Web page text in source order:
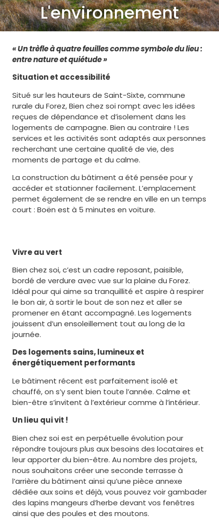
L'environnement
« Un trèfle à quatre feuilles comme symbole du lieu :
entre nature et quiétude »
Situation et accessibilité
Situé sur les hauteurs de Saint-Sixte, commune
rurale du Forez, Bien chez soi rompt avec les idées
reçues de dépendance et d’isolement dans les
logements de campagne. Bien au contraire ! Les
services et les activités sont adaptés aux personnes
recherchant une certaine qualité de vie, des
moments de partage et du calme.
La construction du bâtiment a été pensée pour y
accéder et stationner facilement. L’emplacement
permet également de se rendre en ville en un temps
court : Boën est à 5 minutes en voiture.
Vivre au vert
Bien chez soi, c’est un cadre reposant, paisible,
bordé de verdure avec vue sur la plaine du Forez.
Idéal pour qui aime sa tranquillité et aspire à respirer
le bon air, à sortir le bout de son nez et aller se
promener en étant accompagné. Les logements
jouissent d’un ensoleillement tout au long de la
journée.
Des logements sains, lumineux et
énergétiquement performants
Le bâtiment récent est parfaitement isolé et
chauffé, on s’y sent bien toute l’année. Calme et
bien-être s’invitent à l’extérieur comme à l’intérieur.
Un lieu qui vit !
Bien chez soi est en perpétuelle évolution pour
répondre toujours plus aux besoins des locataires et
leur apporter du bien-être. Au nombre des projets,
nous souhaitons créer une seconde terrasse à
l’arrière du bâtiment ainsi qu’une pièce annexe
dédiée aux soins et déjà, vous pouvez voir gambader
des lapins mangeurs d’herbe devant vos fenêtres
ainsi que des poules et des moutons.